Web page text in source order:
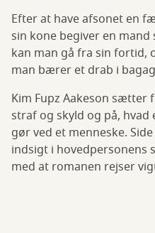
Efter at have afsonet en
sin kone begiver en mand
kan man gå fra sin fortid,
man bærer et drab i
Kim Fupz Aakeson sætter
straf og skyld og på,
gør ved et menneske.
indsigt i hovedpersonens
med at romanen rejser